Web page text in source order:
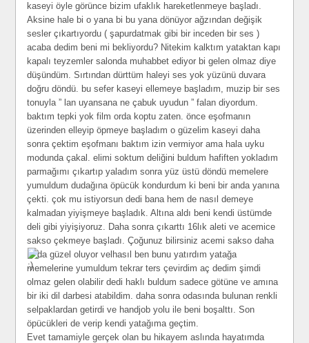
kaseyi öyle görünce bizim ufaklık hareketlenmeye başladı.
Aksine hale bi o yana bi bu yana dönüyor ağzından değişik
sesler çıkartıyordu ( şapurdatmak gibi bir inceden bir ses )
acaba dedim beni mi bekliyordu? Nitekim kalktım yataktan kapı
kapalı teyzemler salonda muhabbet ediyor bi gelen olmaz diye
düşündüm. Sırtından dürttüm haleyi ses yok yüzünü duvara
doğru döndü. bu sefer kaseyi ellemeye başladım, muzip bir ses
tonuyla ” lan uyansana ne çabuk uyudun ” falan diyordum.
baktım tepki yok film orda koptu zaten. önce eşofmanın
üzerinden elleyip öpmeye başladım o güzelim kaseyi daha
sonra çektim eşofmanı baktım izin vermiyor ama hala uyku
modunda çakal. elimi soktum deliğini buldum hafiften yokladım
parmağımı çıkartıp yaladım sonra yüz üstü döndü memelere
yumuldum dudağına öpücük kondurdum ki beni bir anda yanına
çekti. çok mu istiyorsun dedi bana hem de nasıl demeye
kalmadan yiyişmeye başladık. Altına aldı beni kendi üstümde
deli gibi yiyişiyoruz. Daha sonra çıkarttı 16lık aleti ve acemice
sakso çekmeye başladı. Çoğunuz bilirsiniz acemi sakso daha
da güzel oluyorvelhasıl ben bunu yatırdım yatağa
memelerine yumuldum tekrar ters çevirdim aç dedim şimdi
olmaz gelen olabilir dedi haklı buldum sadece götüne ve amına
bir iki dil darbesi atabildim. daha sonra odasında bulunan renkli
selpaklardan getirdi ve handjob yolu ile beni boşalttı. Son
öpücükleri de verip kendi yatağıma geçtim.
Evet tamamiyle gerçek olan bu hikayem aslında hayatımda